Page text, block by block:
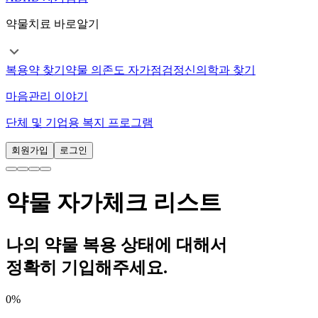
약물치료 바로알기
복용약 찾기 약물 의존도 자가점검정신의학과 찾기
마음관리 이야기
단체 및 기업용 복지 프로그램
회원가입 로그인
약물 자가체크 리스트
나의 약물 복용 상태에 대해서
정확히 기입해주세요.
0%